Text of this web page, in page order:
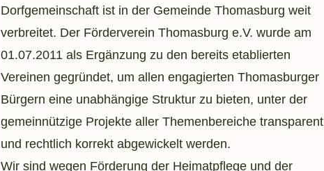
Dorfgemeinschaft ist in der Gemeinde Thomasburg weit
verbreitet. Der Förderverein Thomasburg e.V. wurde am
01.07.2011 als Ergänzung zu den bereits etablierten
Vereinen gegründet, um allen engagierten Thomasburger
Bürgern eine unabhängige Struktur zu bieten, unter der
gemeinnützige Projekte aller Themenbereiche transparent
und rechtlich korrekt abgewickelt werden.
Wir sind wegen Förderung der Heimatpflege und der